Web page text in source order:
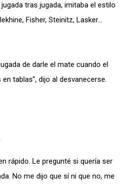
tras jugada, imitaba el estilo
Fisher, Steinitz, Lasker…
de darle el mate cuando el
tablas”, dijo al desvanecerse.
rápido. Le pregunté si quería ser
No me dijo que sí ni que no, me